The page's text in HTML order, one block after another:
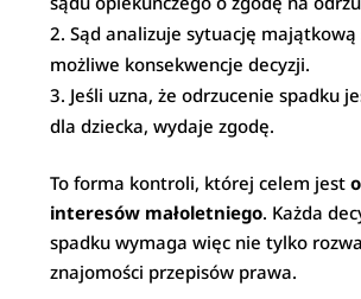
Sąd analizuje sytuację majątkową
możliwe konsekwencje decyzji.
Jeśli uzna, że odrzucenie spadku
dla dziecka, wydaje zgodę.
To forma kontroli, której celem jest
interesów małoletniego. Każda
spadku wymaga więc nie tylko
znajomości przepisów prawa.